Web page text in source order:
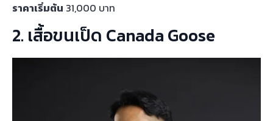
ราคาเริ่มต้น 31,000 บาท
2. เสื้อขนเป็ด Canada Goose